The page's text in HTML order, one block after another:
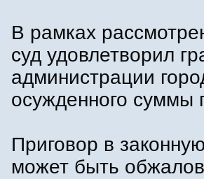
В рамках
суд удовлетворил
администрации
осужденного суммы
Приговор в
может быть